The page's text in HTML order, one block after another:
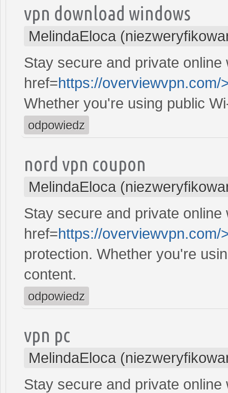
vpn download windows
MelindaEloca
Stay secure and private online
href=https://overviewvpn.com/
Whether you're using public
odpowiedz
nord vpn coupon
MelindaEloca
Stay secure and private online
href=https://overviewvpn.com/
protection. Whether you're
content.
odpowiedz
vpn pc
MelindaEloca
Stay secure and private online